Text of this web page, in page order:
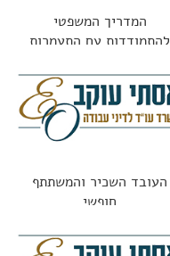
המדריך המשפטי
להתמודדות עם התעמרות
לתביעה?
העובד השכיר והמשתתף
חופשי